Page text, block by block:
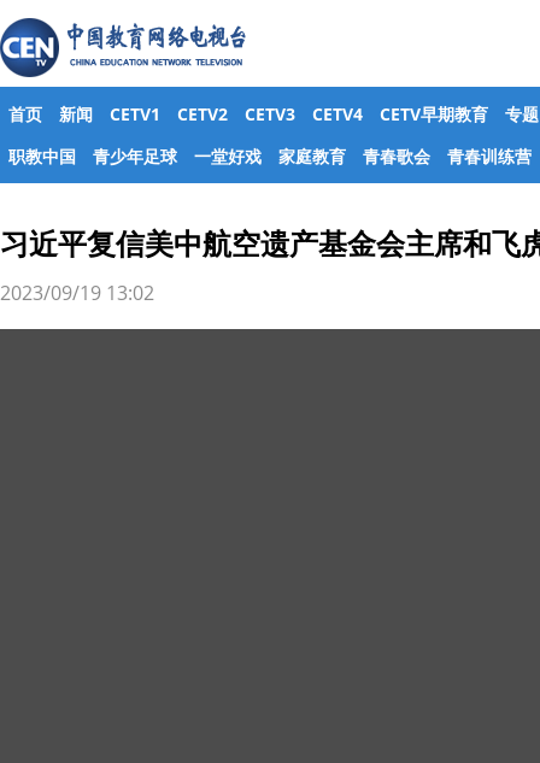
首页 新闻 CETV1 CETV2 CETV3 CETV4 CETV早期教育
专题
职教中国
青少年足球 一堂好戏 家庭教育 青春歌会 青春训练营
习近平复信美中航空遗产基金会主席和飞
2023/09/19 13:02